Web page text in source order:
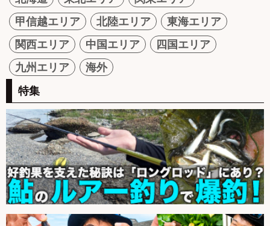
甲信越エリア
北陸エリア
東海エリア
関西エリア
中国エリア
四国エリア
九州エリア
海外
特集